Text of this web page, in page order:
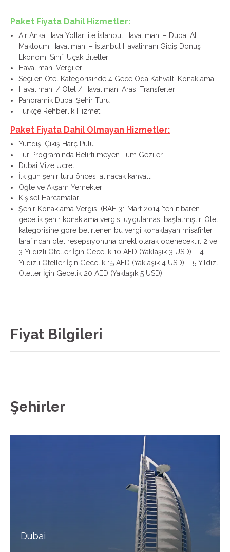
Paket Fiyata Dahil Hizmetler:
Air Anka Hava Yolları ile İstanbul Havalimanı – Dubai Al
Maktoum Havalimanı – İstanbul Havalimanı Gidiş Dönüş
Ekonomi Sınıfı Uçak Biletleri
Havalimanı Vergileri
Seçilen Otel Kategorisinde 4 Gece Oda Kahvaltı Konaklama
Havalimanı / Otel / Havalimanı Arası Transferler
Panoramik Dubai Şehir Turu
Türkçe Rehberlik Hizmeti
Paket Fiyata Dahil Olmayan Hizmetler:
Yurtdışı Çıkış Harç Pulu
Tur Programında Belirtilmeyen Tüm Geziler
Dubai Vize Ücreti
İlk gün şehir turu öncesi alınacak kahvaltı
Öğle ve Akşam Yemekleri
Kişisel Harcamalar
Şehir Konaklama Vergisi (BAE 31 Mart 2014 ‘ten itibaren
gecelik şehir konaklama vergisi uygulaması başlatmıştır. Otel
kategorisine göre belirlenen bu vergi konaklayan misafirler
tarafından otel resepsiyonuna direkt olarak ödenecektir. 2 ve
3 Yıldızlı Oteller İçin Gecelik 10 AED (Yaklaşık 3 USD) – 4
Yıldızlı Oteller İçin Gecelik 15 AED (Yaklaşık 4 USD) – 5 Yıldızlı
Oteller İçin Gecelik 20 AED (Yaklaşık 5 USD)
Fiyat Bilgileri
Şehirler
Dubai